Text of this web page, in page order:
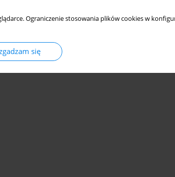
Ograniczenie stosowania plików cookies w
się